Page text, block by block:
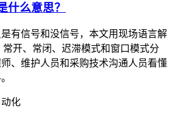
什么意思？
有信号和没信号，本文用现场语言解
常开、常闭、迟滞模式和窗口模式分
、维护人员和采购技术沟通人员看懂
化